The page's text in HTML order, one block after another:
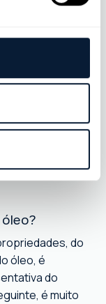
para o cliente,
podem
de
serviço
a todos os seus
do
óleo, é
do
é muito